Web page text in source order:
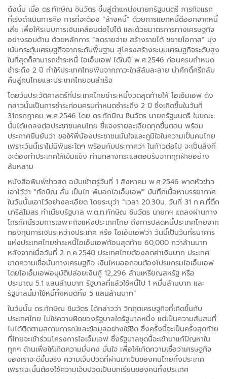
ดังนั้น เมื่อ ดร.ทักษิณ ชินวัตร ขึ้นสู่ตำแหน่งนายกรัฐมนตรี ภารกิจแรก
ที่เร่งดำเนินการคือ การที่จะต้อง “ล้างหนี้” ด้วยการแยกหนี้ดีออกจากหนี้
เสีย เพื่อให้ระบบการเงินเคลื่อนต่อไปได้ และด้วยมาตรการทางเศรษฐกิจ
อย่างรอบด้าน ด้วยหลักการ “ลดรายจ่าย สร้างรายได้ ขยายโอกาส” มุ่ง
เน้นกระตุ้นเศรษฐกิจจากระดับพื้นฐาน สู่โครงสร้างระบบเศรษฐกิจระดับสูง
ในที่สุดก็สามารถชำระหนี้ ไอเอ็มเอฟ ได้ในปี พ.ศ.2546 ก่อนครบกำหนด
ชำระถึง 2 ปี ทำให้ประเทศไทยพ้นจากภาวะใกล้ล้มละลาย นำศักดิ์ศรีกลับ
คืนสู่คนไทยและประเทศไทยจนสำเร็จ
โดยวันประวัติศาสตร์ที่ประเทศไทยชำระหนี้งวดสุดท้ายให้ ไอเอ็มเอฟ ดัง
กล่าวนั้นเป็นการชำระก่อนครบกำหนดชำระถึง 2 ปี ซึ่งเกิดขึ้นในวันที่
31กรกฎาคม พ.ศ.2546 โดย ดร.ทักษิณ ชินวัตร นายกรัฐมนตรี ในขณะ
นั้นได้แถลงต่อประชาชนคนไทย ชี้แจงรายละเอียดทุกขึ้นตอน พร้อม
ประกาศยืนยันว่า ขอให้พี่น้องประชาชนมั่นใจและภูมิใจในความเป็นคนไทย
เพราะวันนี้เราไม่มีพันธะใดๆ พร้อมกับประกาศว่า ในก้าวต่อไป จะเป็นสิ่งที่
จะต้องทำประเทศให้เข้มแข็ง ท่ามกลางกระแสตอบรับจากทุกฝ่ายอย่าง
ล้นหลาม
หนังสือพิมพ์ข่าวสด ฉบับเช้าตรู่วันที่ 1 สิงหาคม พ.ศ.2546 พาดหัวข่าว
เอาไว้ว่า “ทักษิณ ลั่น เป็นไท พ้นอกไอเอ็มเอฟ” บันทึกเนื้อหาบรรยากาศ
ในวันนั้นเอาไว้อย่างละเอียด โดยระบุว่า “เวลา 20.30น. วันที่ 31 ก.ค.ที่ตึก
นารีสโมสร ทำเนียบรัฐบาล พ.ต.ท.ทักษิณ ชินวัตร นายกฯ แถลงผ่านทาง
โทรทัศน์รวมการเฉพาะกิจแห่งประเทศไทย ถึงการปลดหนี้ประเทศไทยจาก
กองทุนการเงินระหว่างประเทศ หรือ ไอเอ็มเอฟว่า วันนี้เป็นวันที่ธนาคาร
แห่งประเทศไทยชำระหนี้ไอเอ็มเอฟก้อนสุดท้าย 60,000 กว่าล้านบาท
หลังจากเมื่อวันที่ 2 ก.ค.2540 ประเทศไทยต้องลดค่าเงินบาท ประเทศ
ขาดความเชื่อมั่นทางเศรษฐกิจ เงินไหนออกจนต้องโปรแกรมไอเอ็มเอฟ
โดยไอเอ็มเอฟอนุมัติปล่อยเงินกู้ 12,296 ล้านเหรียญสหรัฐ หรือ
ประมาณ 5.1 แสนล้านบาท รัฐบาลที่แล้วใช้หนี้ไป 1 หมื่นล้านบาท และ
รัฐบาลนี้มาใช้หนี้ทั้งหมดทั้ง 5 แสนล้านบาท”
ในวันนั้น ดร.ทักษิณ ชินวัตร ได้กล่าวว่า วิกฤตเศรษฐกิจที่เกิดขึ้นกับ
ประเทศไทย ไม่ใช่ความผิดของรัฐบาลใดรัฐบาลหนึ่ง แต่เป็นความสับสนที่
ไม่ได้ติดตามสถานการณ์และข้อมูลอย่างใช้ชิด ซึ่งครั้งนี้จะเป็นครั้งสุดท้าย
ที่ไทยจะเข้าร่วมโครงการไอเอ็มเอฟ ซึ่งรัฐบาลชุดนี้จะเข้ามาแก้ปัญหาใน
ทุกๆ ด้านเพื่อให้เกิดความมั่นคง มั่นใจ เพื่อให้เกิดความเชื่อว่าเศรษฐกิจ
ของเราจะดีขึ้นจริง ความเจ็บปวดที่ผ่านมาเป็นของคนไทยทั้งประเทศ
เพราะฉะนั้นต้องใช้ความเจ็บปวดเป็นบทเรียนของคนทั้งประเทศ